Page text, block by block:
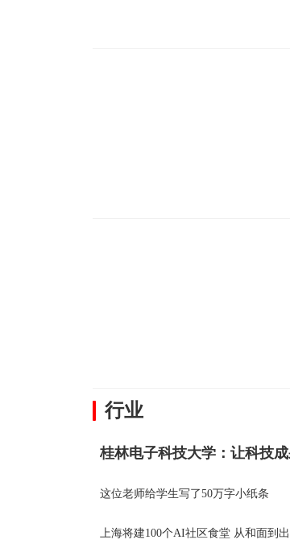
行业
这位老师给学生写了50万字小纸条
上海将建100个AI社区食堂 从和面到